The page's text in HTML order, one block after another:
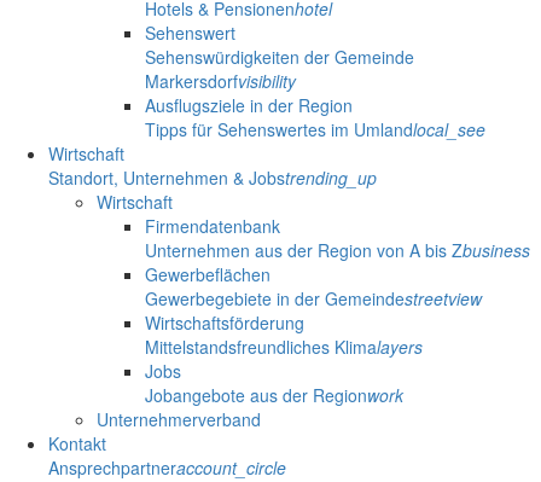
Hotels & Pensionenhotel
Sehenswert
Sehenswürdigkeiten der Gemeinde
Markersdorfvisibility
Ausflugsziele in der Region
Tipps für Sehenswertes im Umlandlocal_see
Wirtschaft
Standort, Unternehmen & Jobstrending_up
Wirtschaft
Firmendatenbank
Unternehmen aus der Region von A bis Zbusiness
Gewerbeflächen
Gewerbegebiete in der Gemeindestreetview
Wirtschaftsförderung
Mittelstandsfreundliches Klimalayers
Jobs
Jobangebote aus der Regionwork
Unternehmerverband
Kontakt
Ansprechpartneraccount_circle